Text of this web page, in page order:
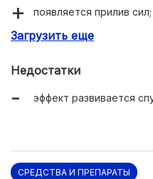
появляется прилив сил;
удушается память;
Загрузить еще
Недостатки
эффект развивается
СРЕДСТВА И ПРЕПАРАТЫ